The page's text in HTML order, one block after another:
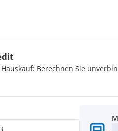
und dem zu vermittelnden
Berechnen Sie